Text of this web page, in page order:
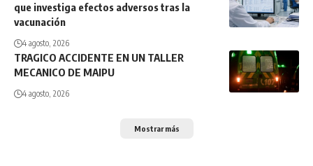
que investiga efectos adversos tras la
vacunación
4 agosto, 2026
TRAGICO ACCIDENTE EN UN TALLER
MECANICO DE MAIPU
4 agosto, 2026
Mostrar más